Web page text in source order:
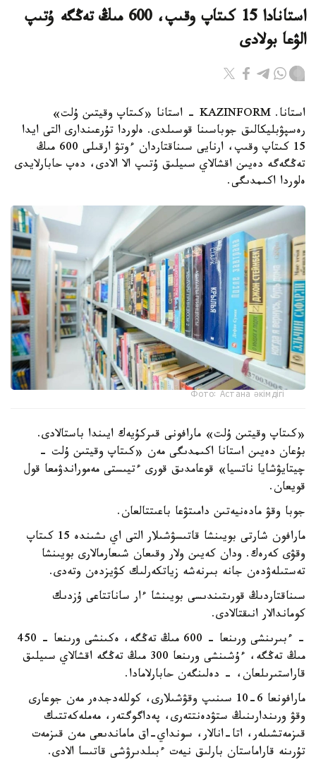
استانادا 15 كىتاپ وقىپ، 600 مىڭ تەڭگە ۇتىپ
الۋعا بولادى
استانا. KAZINFORM - استانا «كىتاپ وقيتىن ۇلت»
رەسپۋبليكالىق جوباسىنا قوسىلدى. ەلوردا تۇرعىندارى التى ايدا
15 كىتاپ وقىپ، ارنايى سىناقتاردان ءوتۋ ارقىلى 600 مىڭ
تەڭگەگە دەيىن اقشالاي سىيلىق ۇتىپ الا الادى، دەپ حابارلايدى
ەلوردا اكىمدىگى.
Фото: Астана әкімдігі
«كىتاپ وقيتىن ۇلت» مارافونى قىركۇيەك ايىندا باستالادى.
بۇعان دەيىن استانا اكىمدىگى مەن «كىتاپ وقيتىن ۇلت -
چيتايۋشايا ناتسيا» قوعامدىق قورى ءتيىستى مەموراندۋمعا قول
قويعان.
جوبا وقۋ مادەنيەتىن دامىتۋعا باعىتتالعان.
مارافون شارتى بويىنشا قاتىسۋشىلار التى اي ىشىندە 15 كىتاپ
وقۋى كەرەك. ودان كەيىن ولار وقىعان شىعارمالارى بويىنشا
تەستىلەۋدەن جانە بىرنەشە زياتكەرلىك كۋيزدەن وتەدى.
سىناقتاردىڭ قورىتىندىسى بويىنشا ءار ساناتتاعى ۇزدىك
كوماندالار انىقتالادى.
- ءبىرىنشى ورىنعا - 600 مىڭ تەڭگە، ەكىنشى ورىنعا - 450
مىڭ تەڭگە، ءۇشىنشى ورىنعا 300 مىڭ تەڭگە اقشالاي سىيلىق
قاراستىرىلعان، - دەلىنگەن حابارلامادا.
مارافونعا 6-10 سىنىپ وقۋشىلارى، كوللەدجدەر مەن جوعارى
وقۋ ورىندارىنىڭ ستۋدەنتتەرى، پەداگوگتەر، مەملەكەتتىك
قىزمەتشىلەر، اتا-انالار، سونداي-اق ماماندىعى مەن قىزمەت
تۇرىنە قاراماستان بارلىق نيەت ءبىلدىرۋشى قاتىسا الادى.